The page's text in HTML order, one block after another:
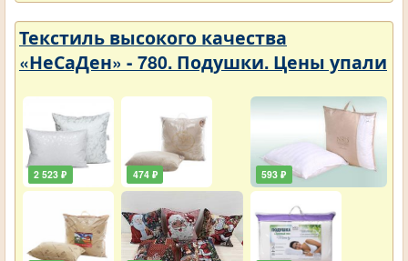
Текстиль высокого качества
«НеСаДен» - 780. Подушки. Цены упали
2 523 ₽ 474 ₽ 593 ₽